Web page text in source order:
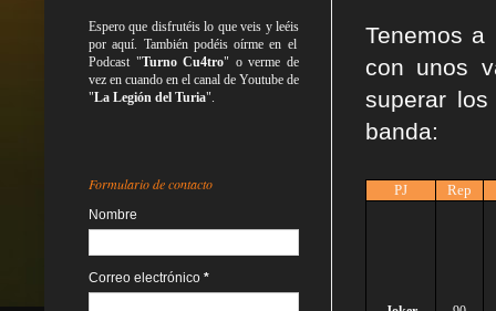
Tenemos
con unos
superar
banda:
PJ Rep
Espero que disfrutéis lo queveis yleéis
por aquí. También podéis oírme en el
Podcast "Turno Cu4tro" o verme de
vez en cuando en el canal de Youtube de
"La Legión del Turia".
Formulario de contacto
Nombre
Correo electrónico *